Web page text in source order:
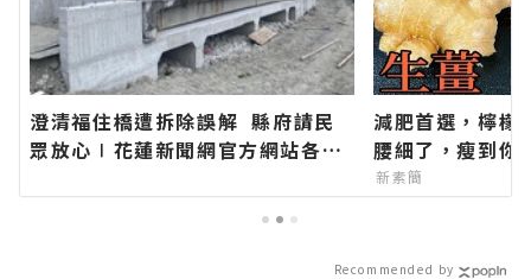
澄清福住橋遭拆除誤解 縣府請民
眾放心∣花蓮新聞網官方網站各類
的在地資訊！
減肥首選，檸檬
腰細了，瘦到你
新素簡
Recommended by